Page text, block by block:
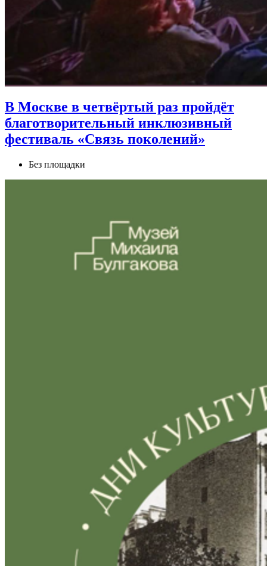
В Москве в четвёртый раз пройдёт
благотворительный инклюзивный
фестиваль «Связь поколений»
Без площадки